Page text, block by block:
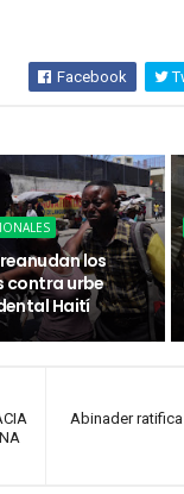
Facebook
los
contra urbe
Haití
Abinader